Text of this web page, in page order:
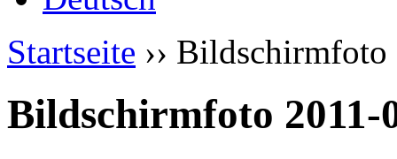
Startseite ››
Bildschirmfoto 2011-